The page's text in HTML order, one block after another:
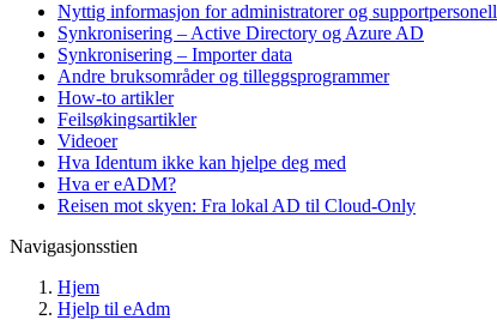
Nyttig informasjon for administratorer og supportpersonell
Synkronisering – Active Directory og Azure AD
Synkronisering – Importer data
Andre bruksområder og tilleggsprogrammer
How-to artikler
Feilsøkingsartikler
Videoer
Hva Identum ikke kan hjelpe deg med
Hva er eADM?
Reisen mot skyen: Fra lokal AD til Cloud-Only
Navigasjonsstien
Hjem
Hjelp til eAdm